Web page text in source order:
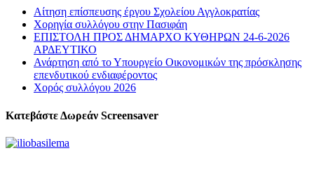
Αίτηση επίσπευσης έργου Σχολείου Αγγλοκρατίας
Χορηγία συλλόγου στην Πασιφάη
ΕΠΙΣΤΟΛΗ ΠΡΟΣ ΔΗΜΑΡΧΟ ΚΥΘΗΡΩΝ 24-6-2026
ΑΡΔΕΥΤΙΚΟ
Ανάρτηση από το Υπουργείο Οικονομικών της πρόσκλησης
επενδυτικού ενδιαφέροντος
Χορός συλλόγου 2026
Κατεβάστε Δωρεάν Screensaver